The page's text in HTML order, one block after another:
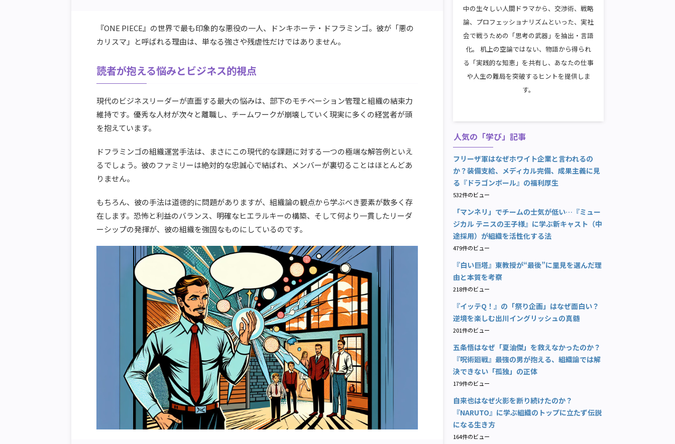
『ONE PIECE』の世界で最も印象的な悪役の一人、ドンキホーテ・ドフラミンゴ。彼が「悪の
カリスマ」と呼ばれる理由は、単なる強さや残虐性だけではありません。
読者が抱える悩みとビジネス的視点
現代のビジネスリーダーが直面する最大の悩みは、部下のモチベーション管理と組織の結束力
維持です。優秀な人材が次々と離職し、チームワークが崩壊していく現実に多くの経営者が頭
を抱えています。
ドフラミンゴの組織運営手法は、まさにこの現代的な課題に対する一つの極端な解答例といえ
るでしょう。彼のファミリーは絶対的な忠誠心で結ばれ、メンバーが裏切ることはほとんどあ
りません。
もちろん、彼の手法は道徳的に問題がありますが、組織論の観点から学ぶべき要素が数多く存
在します。恐怖と利益のバランス、明確なヒエラルキーの構築、そして何より一貫したリーダ
ーシップの発揮が、彼の組織を強固なものにしているのです。
中の生々しい人間ドラマから、交渉術、戦略
論、プロフェッショナリズムといった、実社
会で戦うための「思考の武器」を抽出・言語
化。 机上の空論ではない、物語から得られ
る「実践的な知恵」を共有し、あなたの仕事
や人生の難局を突破するヒントを提供しま
す。
人気の「学び」記事
フリーザ軍はなぜホワイト企業と言われるの
か？装備支給、メディカル完備、成果主義に見
る『ドラゴンボール』の福利厚生
532件のビュー
「マンネリ」でチームの士気が低い…『ミュー
ジカル テニスの王子様』に学ぶ新キャスト（中
途採用）が組織を活性化する法
479件のビュー
『白い巨塔』東教授が“最後”に里見を選んだ理
由と本質を考察
218件のビュー
『イッテQ！』の「祭り企画」はなぜ面白い？
逆境を楽しむ出川イングリッシュの真髄
201件のビュー
五条悟はなぜ「夏油傑」を救えなかったのか？
『呪術廻戦』最強の男が抱える、組織論では解
決できない「孤独」の正体
179件のビュー
自来也はなぜ火影を断り続けたのか？
『NARUTO』に学ぶ組織のトップに立たず伝説
になる生き方
164件のビュー